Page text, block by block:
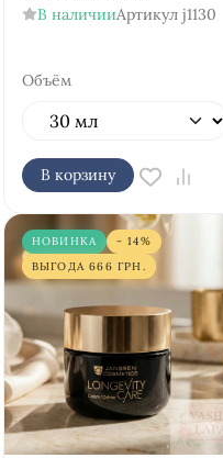
В наличииАртикул j1130
Объём
В корзину
НОВИНКА
- 14%
ВЫГОДА666 ГРН.